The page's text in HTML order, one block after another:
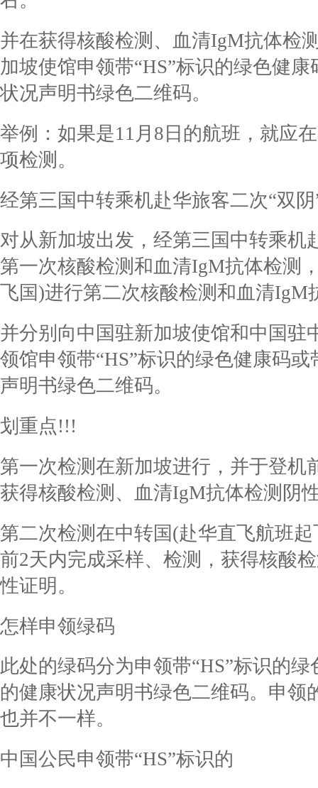
并在获得核酸检测、血清IgM抗体检
加坡使馆申领带“HS”标识的绿色健
状况声明书绿色二维码。
举例：如果是11月8日的航班，就应
项检测。
经第三国中转乘机赴华旅客二次“双
对从新加坡出发，经第三国中转乘机
第一次核酸检测和血清IgM抗体检测
飞国)进行第二次核酸检测和血清IgM
并分别向中国驻新加坡使馆和中国驻
领馆申领带“HS”标识的绿色健康码
声明书绿色二维码。
划重点!!!
第一次检测在新加坡进行，并于登机
获得核酸检测、血清IgM抗体检测阴
第二次检测在中转国(赴华直飞航班
前2天内完成采样、检测，获得核酸
性证明。
怎样申领绿码
此处的绿码分为申领带“HS”标识的
的健康状况声明书绿色二维码。申领
也并不一样。
中国公民申领带“HS”标识的